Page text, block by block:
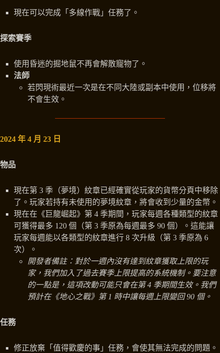
現在可以完成「多線作戰」任務了。
探索賽季
使用昏迷的掘地鼠不再會解散寵物了。
法師
若閃現術最近一次是在不同大陸或副本中使用，位移將
不會生效。
2024 年 4 月 23 日
物品
現在第 3 季（夢境）紋章已經確實從玩家的貨幣分頁中移除
了。玩家若持有未使用的夢境紋章，將會收到少量的金幣。
現在在《巨龍崛起》第 4 季期間，玩家每週各種類型的紋章
可獲得最多 120 個（第 3 季原為每週最多 90 個）。這能讓
玩家每週能以各類型的紋章進行 8 次升級（第 3 季原為 6
次）。
開發者備註：對於一週內沒有達到紋章獲取上限的玩
家，我們加入了過去賽季上限提高的系統機制。要注意
的一點是，這項改動可能只會在第 4 季期間生效。我們
預計在《地心之戰》第 1 時中讓每週上限變回 90 個。
任務
修正放棄「值得歡慶的事」任務，會使其無法完成的問題。